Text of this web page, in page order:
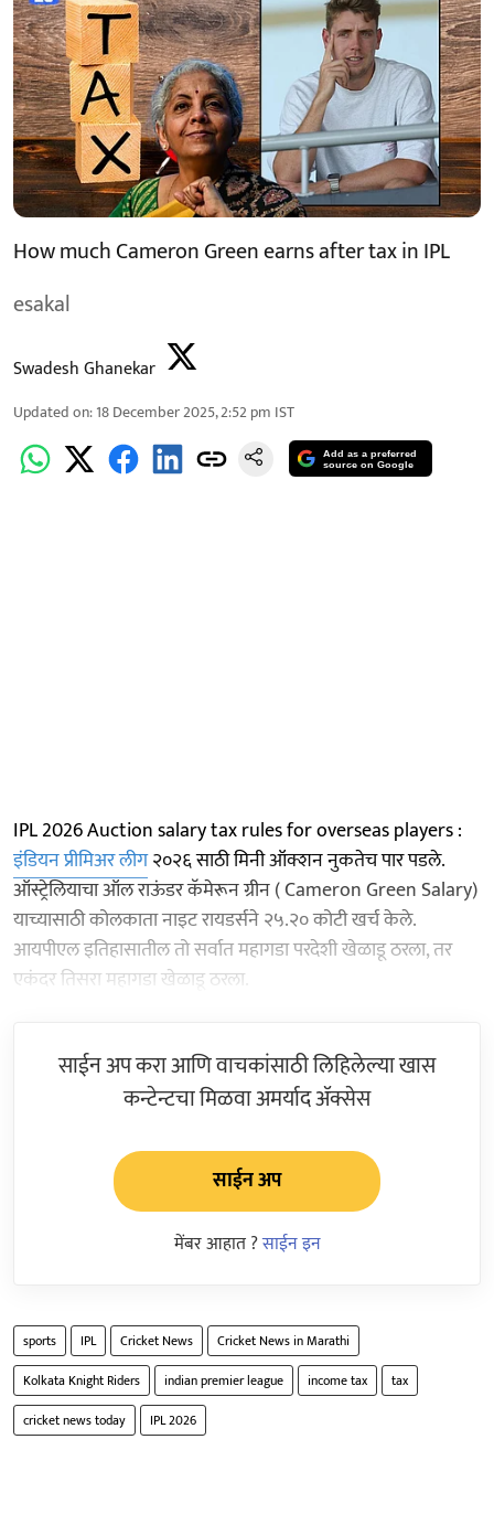
How much Cameron Green earns after tax in IPL
esakal
Swadesh Ghanekar
Updated on:18 December 2025, 2:52 pm IST
Add as a preferred
source on Google
IPL 2026 Auction salary tax rules for overseas players :
इंडियन प्रीमिअर लीग२०२६ साठी मिनी ऑक्शन नुकतेच पार पडले.
ऑस्ट्रेलियाचा ऑल राऊंडर कॅमेरून ग्रीन ( Cameron Green Salary)
याच्यासाठी कोलकाता नाइट रायडर्सने २५.२० कोटी खर्च केले.
आयपीएल इतिहासातील तो सर्वात महागडा परदेशी खेळाडू ठरला, तर
एकंदर तिसरा महागडा खेळाडू ठरला.
साईन अप करा आणि वाचकांसाठी लिहिलेल्या खास
कन्टेन्टचा मिळवा अमर्याद ॲक्सेस
साईन अप
मेंबर आहात ?साईन इन
sports IPL Cricket News
Cricket News in Marathi
Kolkata Knight Riders
indian premier league income tax
tax
cricket news today
IPL 2026